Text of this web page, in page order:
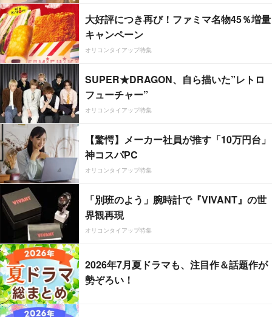
大好評につき再び！ファミマ名物45％増量
キャンペーン
オリコンタイアップ特集
SUPER★DRAGON、自ら描いた”レトロ
フューチャー”
オリコンタイアップ特集
【驚愕】メーカー社員が推す「10万円台」
神コスパPC
オリコンタイアップ特集
「別班のよう」腕時計で『VIVANT』の世
界観再現
オリコンタイアップ特集
2026年7月夏ドラマも、注目作＆話題作が
勢ぞろい！